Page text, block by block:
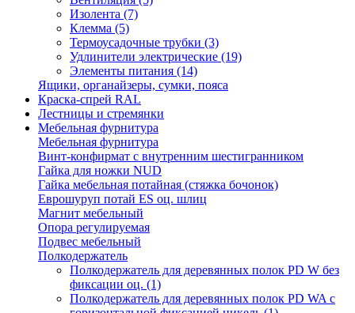
Изолента (7)
Клемма (5)
Термоусадочные трубки (3)
Удлинители электрические (19)
Элементы питания (14)
Ящики, органайзеры, сумки, пояса
Краска-спрей RAL
Лестницы и стремянки
Мебельная фурнитура
Мебельная фурнитура
Винт-конфирмат с внутренним шестигранником
Гайка для ножки NUD
Гайка мебельная потайная (стяжка бочонок)
Еврошуруп потай ES оц. шлиц
Магнит мебельный
Опора регулируемая
Подвес мебельный
Полкодержатель
Полкодержатель для деревянных полок PD W без
фиксации оц. (1)
Полкодержатель для деревянных полок PD WA с